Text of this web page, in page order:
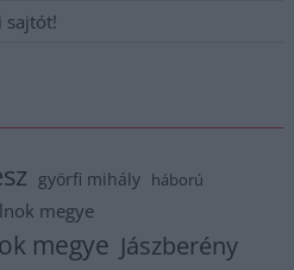
sajtót!
györfi mihály háború
megye
megye Jászberény